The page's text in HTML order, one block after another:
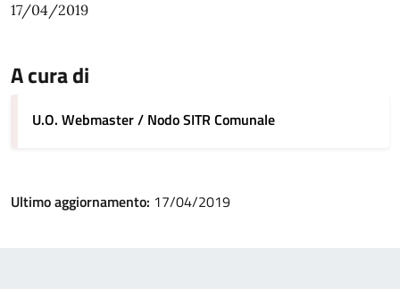
17/04/2019
A cura di
U.O. Webmaster / Nodo SITR Comunale
Ultimo aggiornamento: 17/04/2019